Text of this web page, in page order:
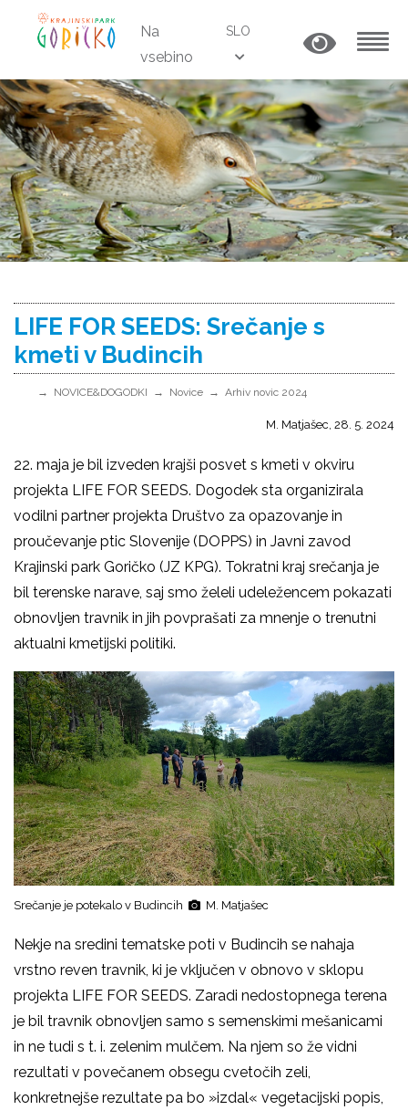
Na
vsebino
SLO
LIFE FOR SEEDS: Srečanje s
kmeti v Budincih
NOVICE&DOGODKI Novice Arhiv novic 2024
M. Matjašec, 28. 5. 2024
22. maja je bil izveden krajši posvet s kmeti v okviru
projekta LIFE FOR SEEDS. Dogodek sta organizirala
vodilni partner projekta Društvo za opazovanje in
proučevanje ptic Slovenije (DOPPS) in Javni zavod
Krajinski park Goričko (JZ KPG). Tokratni kraj srečanja je
bil terenske narave, saj smo želeli udeležencem pokazati
obnovljen travnik in jih povprašati za mnenje o trenutni
aktualni kmetijski politiki.
Srečanje je potekalo v Budincih M. Matjašec
Nekje na sredini tematske poti v Budincih se nahaja
vrstno reven travnik, ki je vključen v obnovo v sklopu
projekta LIFE FOR SEEDS. Zaradi nedostopnega terena
je bil travnik obnovljen samo s semenskimi mešanicami
in ne tudi s t. i. zelenim mulčem. Na njem so že vidni
rezultati v povečanem obsegu cvetočih zeli,
konkretnejše rezultate pa bo »izdal« vegetacijski popis,